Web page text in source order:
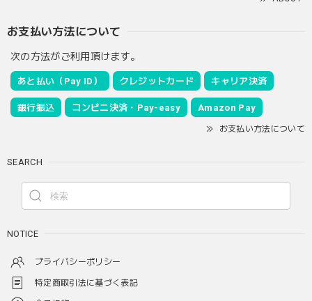
お支払い方法について
次の方法がご利用頂けます。
あと払い（Pay ID） クレジットカード キャリア決済
銀行振込 コンビニ決済・Pay-easy Amazon Pay
お支払い方法について
SEARCH
NOTICE
プライバシーポリシー
特定商取引法に基づく表記